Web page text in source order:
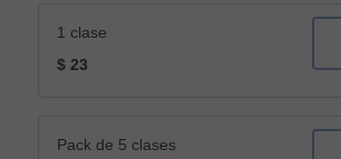
1 clase
$ 23
Pack de 5 clases